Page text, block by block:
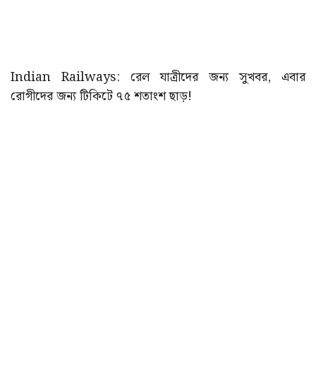
Indian Railways: রেল যাত্রীদের জন্য সুখবর, এবার
রোগীদের জন্য টিকিটে ৭৫ শতাংশ ছাড়!